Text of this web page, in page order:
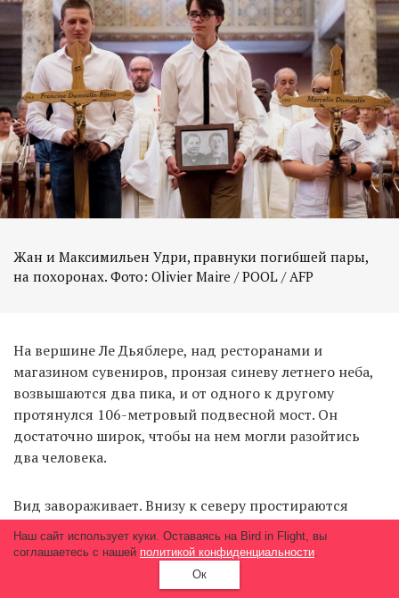
Жан и Максимильен Удри, правнуки погибшей пары,
на похоронах. Фото: Olivier Maire / POOL / AFP
На вершине Ле Дьяблере, над ресторанами и
магазином сувениров, пронзая синеву летнего неба,
возвышаются два пика, и от одного к другому
протянулся 106-метровый подвесной мост. Он
достаточно широк, чтобы на нем могли разойтись
два человека.
Вид завораживает. Внизу к северу простираются
зеленая долина и высокие луга, а посередине стоит
курортный поселок Ле Дьяблере. На северо-востоке
посреди крутых холмов и невысоких гор лежит
Гштаад, а если с определенной точки посмотреть на
Наш сайт использует куки. Оставаясь на Bird in Flight, вы
соглашаетесь с нашей политикой конфиденциальности.
Ок